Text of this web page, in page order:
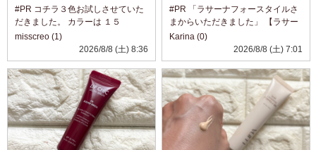
ーラーカバーフィットEX
#PR コチラ３色お試しさせていた
だきました。 カラーは １５
C １７
N ２１N です。
２０色もあるので色選びが大変そ
うですが ぴったり合う色を選べた
ら 毎日のメイ...
misscreo (1)
2026/8/8 (土) 8:36
しめる2つのヘアオイル
#PR 「ラサーナフォースタイルさ
まからいただきました」 【ラサー
ナ フォースタイル】 「グロスキュ
ア オイルスプレー」 「リンクリペ
アオイル ピュレ」
@lasana_official ダメージをケア
しながら、...
Karina (0)
2026/8/8 (土) 7:01